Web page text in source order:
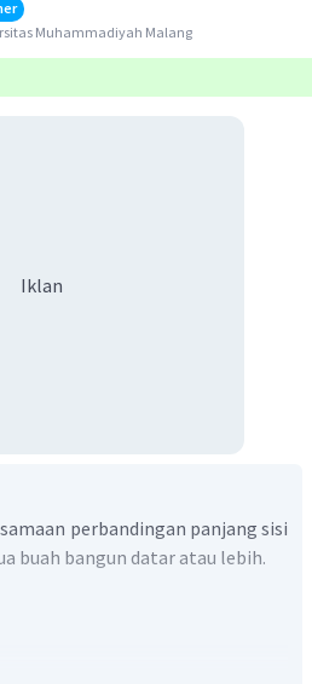
Muhammadiyah Malang
Iklan
perbandingan panjang sisi
buah bangun datar atau lebih.